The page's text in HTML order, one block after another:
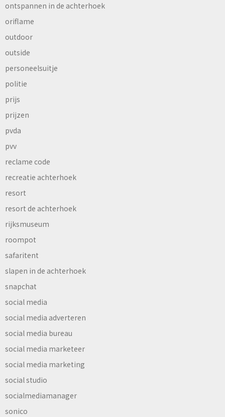
ontspannen in de achterhoek
oriflame
outdoor
outside
personeelsuitje
politie
prijs
prijzen
pvda
pvv
reclame code
recreatie achterhoek
resort
resort de achterhoek
rijksmuseum
roompot
safaritent
slapen in de achterhoek
snapchat
social media
social media adverteren
social media bureau
social media marketeer
social media marketing
social studio
socialmediamanager
sonico